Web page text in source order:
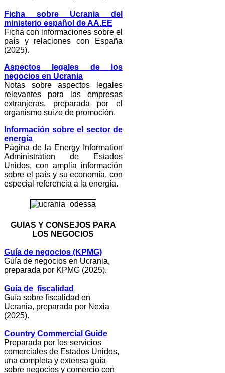
Ficha sobre Ucrania del
ministerio español de AA.EE
Ficha con informaciones sobre el
país y relaciones con España
(2025).
Aspectos legales de los
negocios en Ucrania
Notas sobre aspectos legales
relevantes para las empresas
extranjeras, preparada por el
organismo suizo de promoción.
Información sobre el sector de
energía
Página de la Energy Information
Administration de Estados
Unidos, con amplia información
sobre el país y su economía, con
especial referencia a la energía.
GUIAS Y CONSEJOS PARA
LOS NEGOCIOS
Guía de negocios (KPMG)
Guía de negocios en Ucrania,
preparada por KPMG (2025).
Guía de fiscalidad
Guía sobre fiscalidad en
Ucrania, preparada por Nexia
(2025).
Country Commercial Guide
Preparada por los servicios
comerciales de Estados Unidos,
una completa y extensa guía
sobre negocios y comercio con